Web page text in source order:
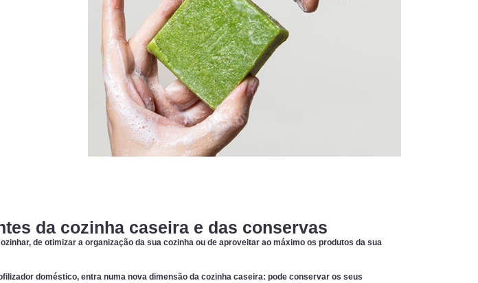
da cozinha caseira e das conservas
de otimizar a organização da sua cozinha ou de aproveitar ao máximo os produtos da sua
doméstico, entra numa nova dimensão da cozinha caseira: pode conservar os seus